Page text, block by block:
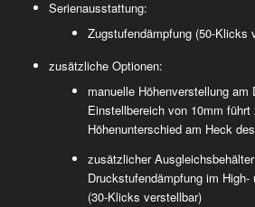
Serienausstattung:
Zugstufendämpfung (50-Klicks
zusätzliche Optionen:
manuelle Höhenverstellung am
Einstellbereich von 10mm führt
Höhenunterschied am Heck
zusätzlicher
Druckstufendämpfung im High-
(30-Klicks verstellbar)